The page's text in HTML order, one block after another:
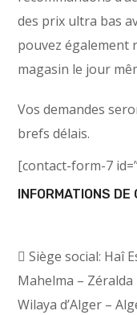
des prix ultra bas
pouvez également
magasin le jour
Vos demandes
brefs délais.
[contact-form-7
INFORMATIONS DE
Siège social: Haî
Mahelma – Zéralda
Wilaya d’Alger –